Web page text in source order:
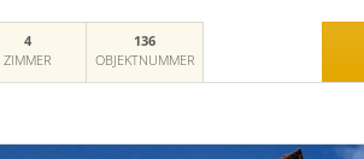
4
ZIMMER
136
OBJEKTNUMMER